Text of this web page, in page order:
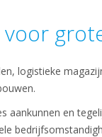
logistieke
aankunnen en